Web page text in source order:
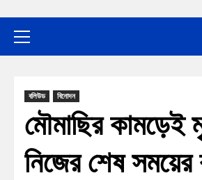
বলিউড বিনোদন
মৌমাছির কামড়েই
নিজের শেষ সময়ের